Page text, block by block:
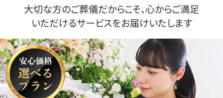
大切な方のご葬儀だからこそ、心からご満足
いただけるサービスをお届けいたします